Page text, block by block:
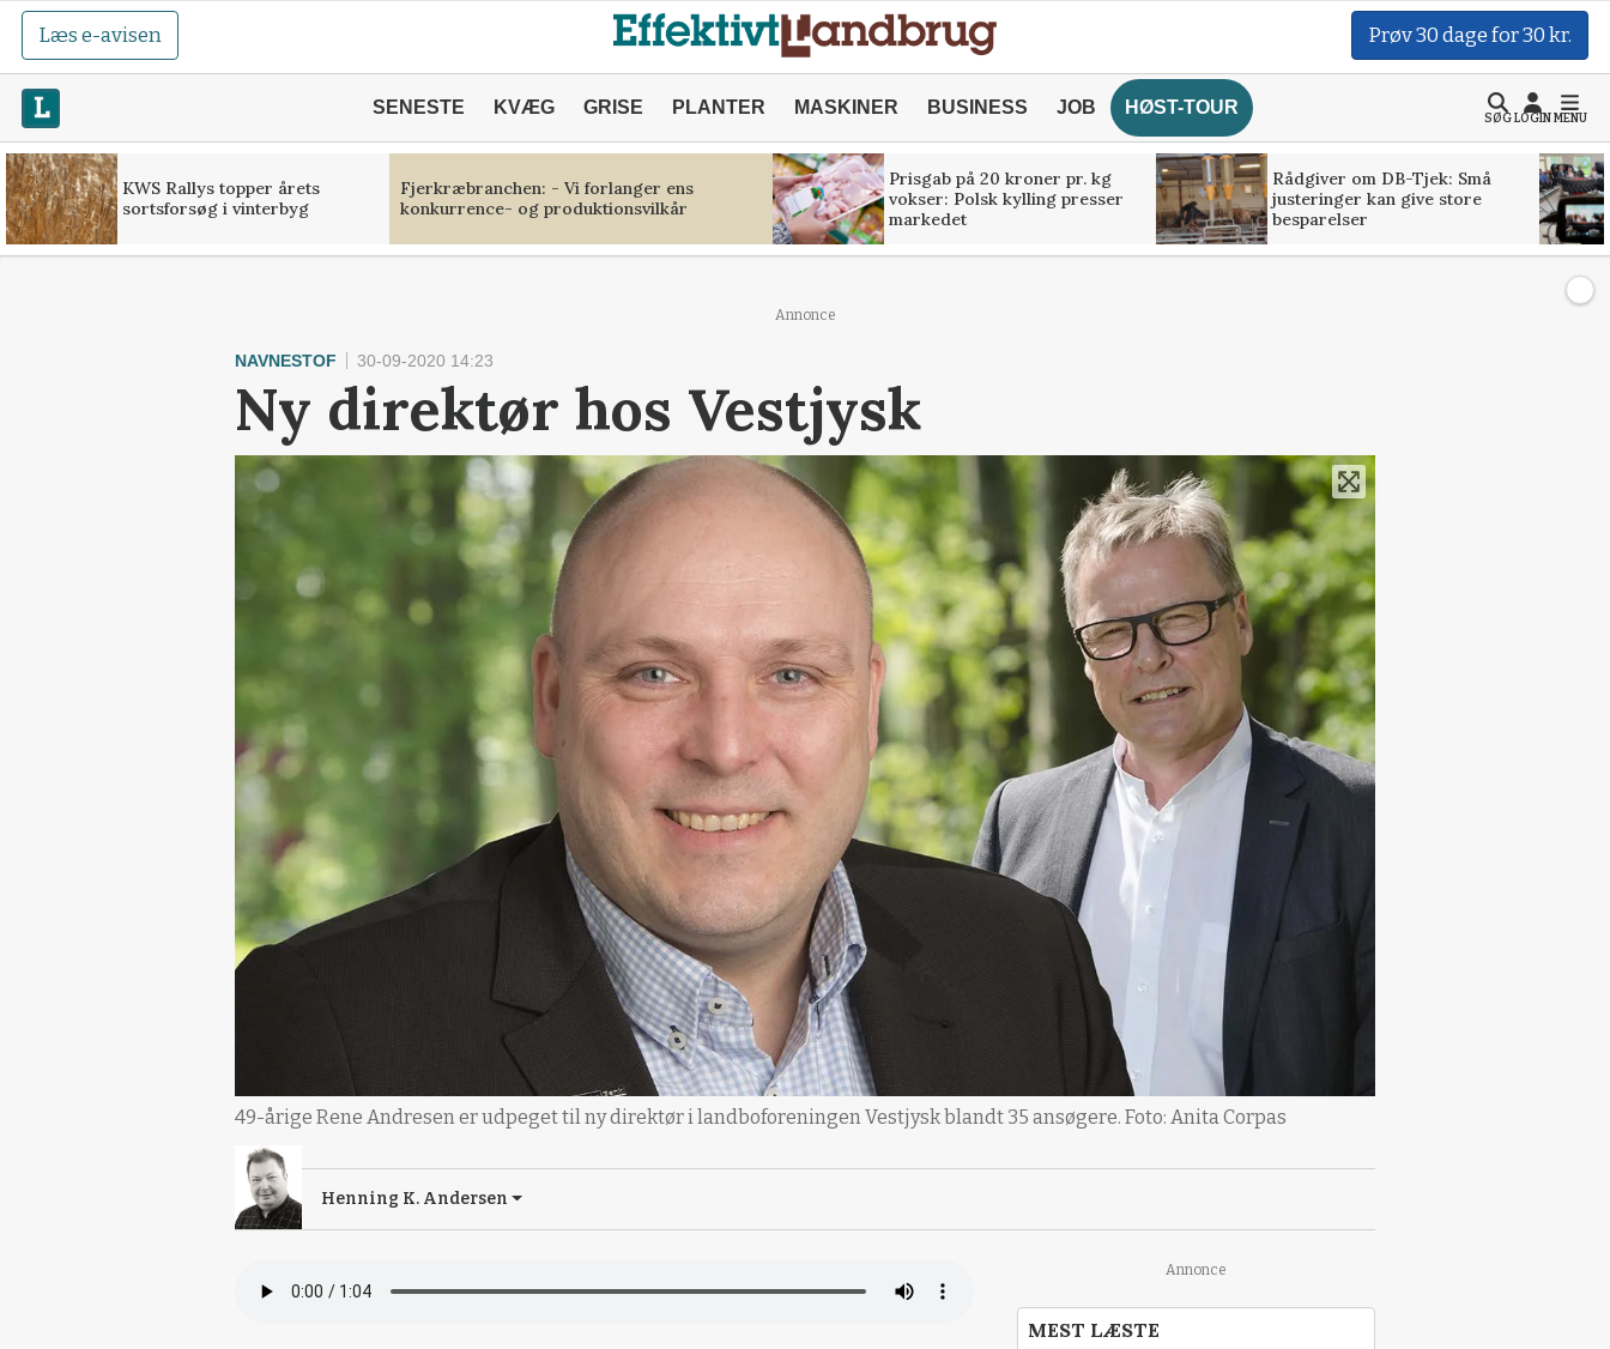
Læs e-avisen Prøv 30 dage for 30 kr.
SENESTE KVÆG GRISE PLANTER MASKINER BUSINESS JOB HØST-TOUR
SØGLOGINMENU
KWS Rallys topper årets
sortsforsøg i vinterbyg
Fjerkræbranchen: - Vi forlanger ens
konkurrence- og produktionsvilkår
Prisgab på 20 kroner pr. kg
vokser: Polsk kylling presser
markedet
Rådgiver om DB-Tjek: Små
justeringer kan give store
besparelser
Annonce
NAVNESTOF 30-09-2020 14:23
Ny direktør hos Vestjysk
49-årige Rene Andresen er udpeget til ny direktør i landboforeningen Vestjysk blandt 35 ansøgere. Foto: Anita Corpas
Henning K. Andersen
Annonce
MEST LÆSTE